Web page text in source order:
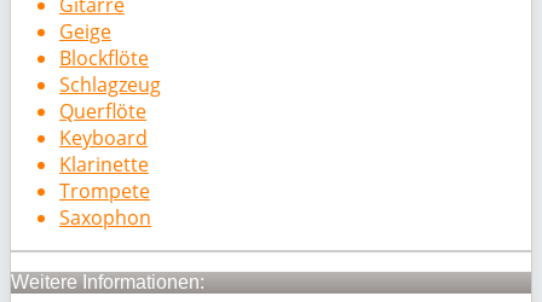
Geige
Blockflöte
Schlagzeug
Querflöte
Keyboard
Klarinette
Trompete
Saxophon
Weitere Informationen: